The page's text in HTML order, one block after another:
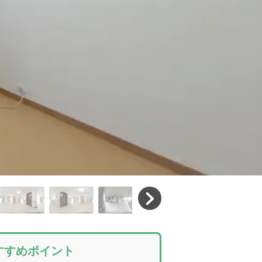
すめポイント